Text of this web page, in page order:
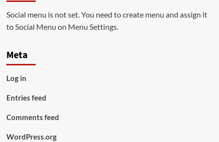
Social menu is not set. You need to create menu and assign it
to Social Menu on Menu Settings.
Meta
Log in
Entries feed
Comments feed
WordPress.org